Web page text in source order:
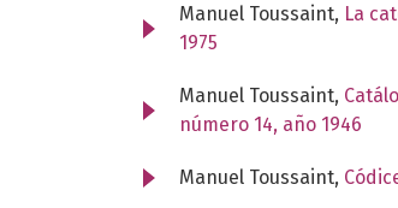
Manuel Toussaint, La
1975
Manuel Toussaint,
número 14, año 1946
Manuel Toussaint,